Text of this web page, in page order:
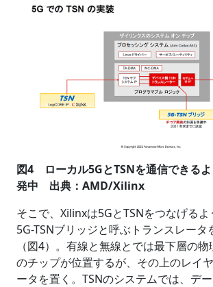
図4 ローカル5GとTSNを通信できる
発中 出典：AMD/Xilinx
そこで、Xilinxは5GとTSNをつなげるよ
5G-TSNブリッジと呼ぶトランスレータ
（図4）。有線と無線とでは最下層の
のチップが位置するが、その上のレイ
ータを置く。TSNのシステムでは、デ